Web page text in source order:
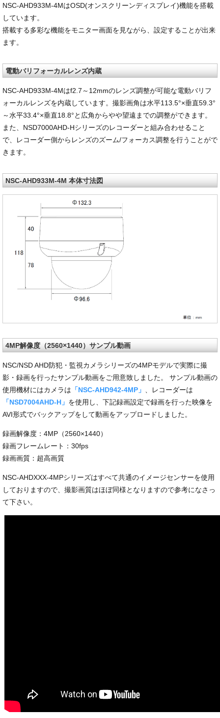
NSC-AHD933M-4MはOSD(オンスクリーンディスプレイ)機能を搭載
しています。
搭載する多彩な機能をモニター画面を見ながら、設定することが出来
ます。
電動バリフォーカルレンズ内蔵
NSC-AHD933M-4Mはf2.7～12mmのレンズ調整が可能な電動バリフ
ォーカルレンズを内蔵しています。撮影画角は水平113.5°×垂直59.3°
～水平33.4°×垂直18.8°と広角からやや望遠までの調整ができます。
また、NSD7000AHD-Hシリーズのレコーダーと組み合わせること
で、レコーダー側からレンズのズーム/フォーカス調整を行うことがで
きます。
NSC-AHD933M-4M 本体寸法図
4MP解像度（2560×1440）サンプル動画
NSC/NSD AHD防犯・監視カメラシリーズの4MPモデルで実際に撮
影・録画を行ったサンプル動画をご用意致しました。 サンプル動画の
使用機材にはカメラは 「NSC-AHD942-4MP」 、レコーダーは
「NSD7004AHD-H」 を使用し、下記録画設定で録画を行った映像を
AVI形式でバックアップをして動画をアップロードしました。
録画解像度：4MP（2560×1440）
録画フレームレート：30fps
録画画質：超高画質
NSC-AHDXXX-4MPシリーズはすべて共通のイメージセンサーを使用
しておりますので、撮影画質はほぼ同様となりますので参考になさっ
て下さい。